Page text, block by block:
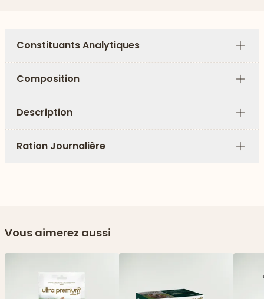
Constituants Analytiques
Plus
Composition
Plus
Description
Plus
Ration Journalière
Plus
Vous aimerez aussi